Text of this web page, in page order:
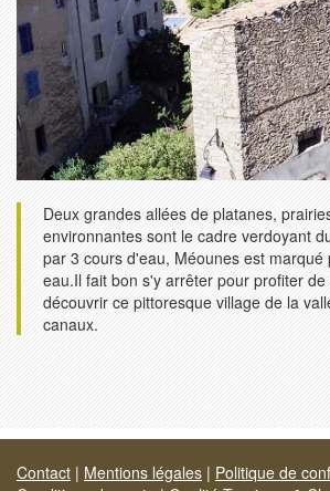
Deux grandes allées de platanes,
environnantes sont le cadre verdoyant
par 3 cours d'eau, Méounes est marqué
eau.Il fait bon s'y arrêter pour profiter
découvrir ce pittoresque village de la
canaux.
Contact | Mentions légales | Politique de